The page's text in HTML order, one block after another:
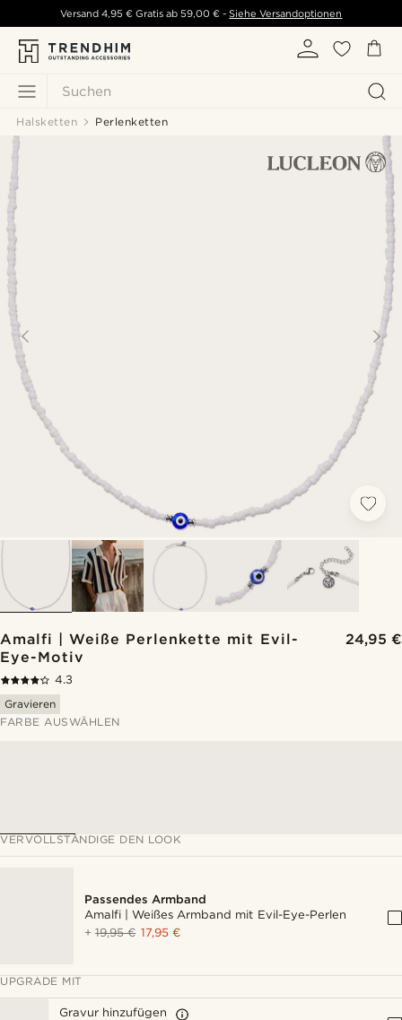
Suchen
Versand 4,95 € Gratis ab 59,00 € - Siehe Versandoptionen
Halsketten Perlenketten
Amalfi | Weiße Perlenkette mit Evil-
Eye-Motiv
24,95 €
4.3
Gravieren
FARBE AUSWÄHLEN
VERVOLLSTÄNDIGE DEN LOOK
Passendes Armband
Amalfi | Weißes Armband mit Evil-Eye-Perlen
+19,95 € 17,95 €
UPGRADE MIT
Gravur hinzufügen